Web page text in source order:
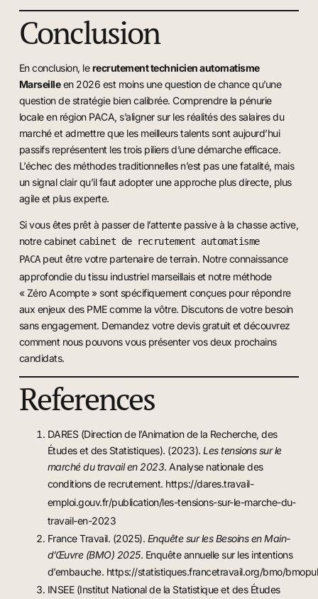
Conclusion
En conclusion, lerecrutement technicien automatisme
Marseilleen 2026 est moins une question de chance qu’une
question de stratégie bien calibrée. Comprendre la pénurie
locale en région PACA, s’aligner sur les réalités des salaires du
marché et admettre que les meilleurs talents sont aujourd’hui
passifs représentent les trois piliers d’une démarche efficace.
L’échec des méthodes traditionnelles n’est pas une fatalité, mais
un signal clair qu’il faut adopter une approche plus directe, plus
agile et plus experte.
Si vous êtes prêt à passer de l’attente passive à la chasse active,
notre cabinet cabinet de recrutement automatisme
PACApeut êtrevotre partenaire de terrain. Notre connaissance
approfondie du tissu industriel marseillais et notre méthode
« Zéro Acompte » sont spécifiquement conçues pour répondre
aux enjeux des PME comme la vôtre. Discutons de votre besoin
sans engagement. Demandez votre devis gratuit et découvrez
comment nous pouvons vous présenter vos deux prochains
candidats.
References
DARES (Direction de l’Animation de la Recherche, des
Études et des Statistiques). (2023).Les tensions sur le
marché du travail en 2023. Analyse nationale des
conditions de recrutement. https://dares.travail-
emploi.gouv.fr/publication/les-tensions-sur-le-marche-du-
travail-en-2023
France Travail. (2025). Enquête sur les Besoins en Main-
d’Œuvre (BMO) 2025. Enquête annuelle sur les intentions
d’embauche. https://statistiques.francetravail.org/bmo/
INSEE (Institut National de la Statistique et des Études